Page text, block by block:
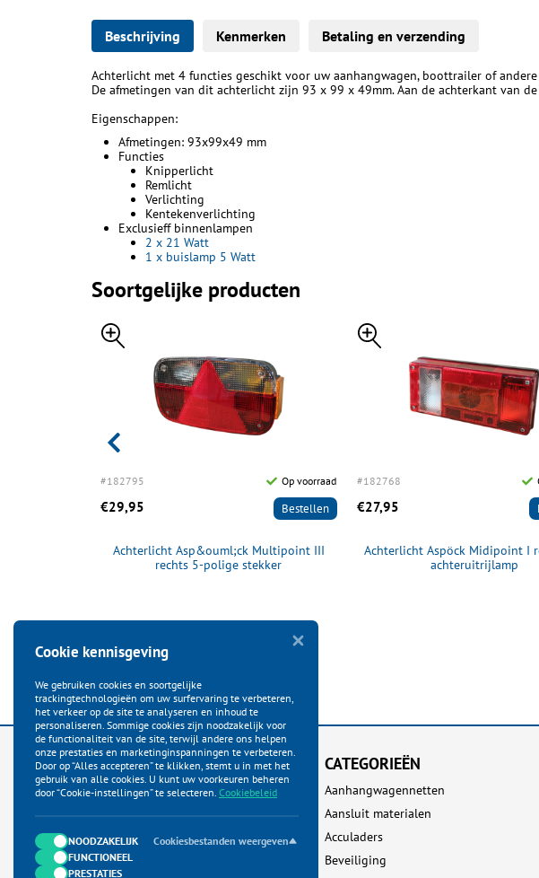
Beschrijving Kenmerken Betaling en verzending
Achterlicht met 4 functies geschikt voor uw aanhangwagen, boottrailer of andere
De afmetingen van dit achterlicht zijn 93 x 99 x 49mm. Aan de achterkant van
Eigenschappen:
Afmetingen: 93x99x49 mm
Functies
Knipperlicht
Remlicht
Verlichting
Kentekenverlichting
Exclusieff binnenlampen
2 x 21 Watt
1 x buislamp 5 Watt
Soortgelijke producten
#182795 Op voorraad
€29,95 Bestellen
Achterlicht Asp&ouml;ck Multipoint III
rechts 5-polige stekker
#182768
€27,95
Achterlicht Aspöck Midipoint I
achteruitrijlamp
KLANTENSERVICE
Startpagina
Bestellen
Betalen
Verzenden
CATEGORIEËN
Aanhangwagennetten
Aansluit materialen
Acculaders
Beveiliging
Cookie kennisgeving
We gebruiken cookies en soortgelijke
trackingtechnologieën om uw surfervaring te verbeteren,
het verkeer op de site te analyseren en inhoud te
personaliseren. Sommige cookies zijn noodzakelijk voor
de functionaliteit van de site, terwijl andere ons helpen
onze prestaties en marketinginspanningen te verbeteren.
Door op “Alles accepteren” te klikken, stemt u in met het
gebruik van alle cookies. U kunt uw voorkeuren beheren
door “Cookie-instellingen” te selecteren. Cookiebeleid
NOODZAKELIJK
Cookiesbestanden weergeven
FUNCTIONEEL
PRESTATIES